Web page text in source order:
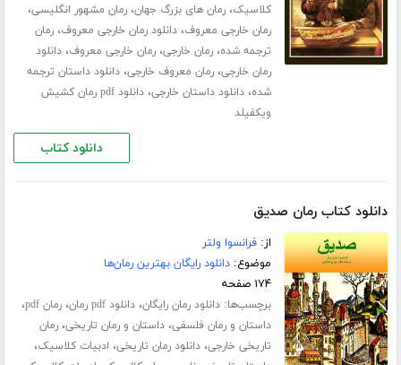
کلاسیک،رمان های بزرگ جهان،رمان مشهور انگلیسی،
رمان خارجی معروف،دانلود رمان خارجی معروف،رمان
ترجمه شده،رمان خارجی،رمان خارجی معروف،دانلود
رمان خارجی،رمان معروف خارجی،دانلود داستان ترجمه
شده،دانلود داستان خارجی،
دانلود pdf رمان کشیش
ویکفیلد
دانلود کتاب
دانلود کتاب رمان صدیق
از:فرانسوا ولتر
موضوع:دانلود رایگان بهترین رمان‌ها
۱۷۴ صفحه
برچسب‌ها:دانلود رمان رایگان،دانلود pdf رمان ،رمان pdf ،
داستان و رمان فلسفی،داستان و رمان تاریخی،رمان
تاریخی خارجی،دانلود رمان تاریخی، ادبیات کلاسیک،